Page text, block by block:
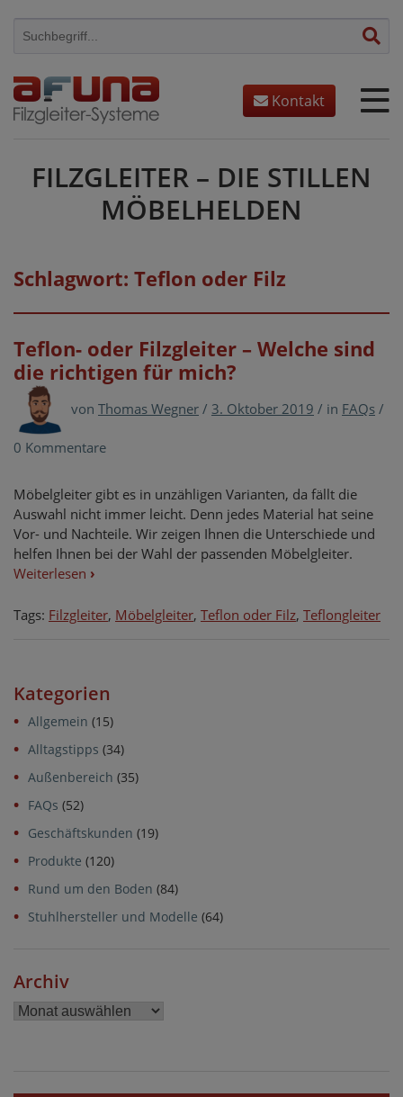
Skip
Kontakt
FILZGLEITER – DIE STILLEN
MÖBELHELDEN
Schlagwort: Teflon oder Filz
Teflon- oder Filzgleiter – Welche sind
die richtigen für mich?
von Thomas Wegner / 3. Oktober 2019 / in FAQs /
0 Kommentare
Möbelgleiter gibt es in unzähligen Varianten, da fällt die
Auswahl nicht immer leicht. Denn jedes Material hat seine
Vor- und Nachteile. Wir zeigen Ihnen die Unterschiede und
helfen Ihnen bei der Wahl der passenden Möbelgleiter.
Weiterlesen ›
Tags: Filzgleiter, Möbelgleiter, Teflon oder Filz, Teflongleiter
Kategorien
Allgemein (15)
Alltagstipps (34)
Außenbereich (35)
FAQs (52)
Geschäftskunden (19)
Produkte (120)
Rund um den Boden (84)
Stuhlhersteller und Modelle (64)
Archiv
Archiv